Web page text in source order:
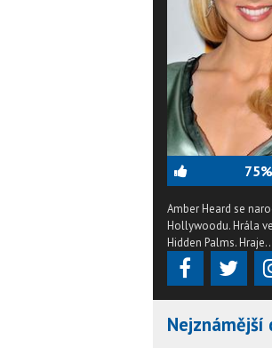
75%
Amber Heard se
Hollywoodu. Hrála
Hidden Palms.
Nejznámější